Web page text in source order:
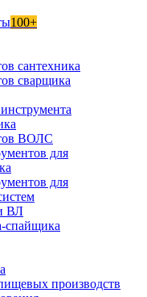
100+
сантехника
сварщика
ВОЛС
для
для
ВЛ
спайщика
производств